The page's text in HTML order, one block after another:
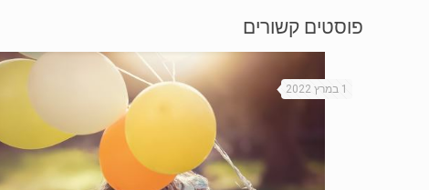
פוסטים קשורים
1 במרץ 2022